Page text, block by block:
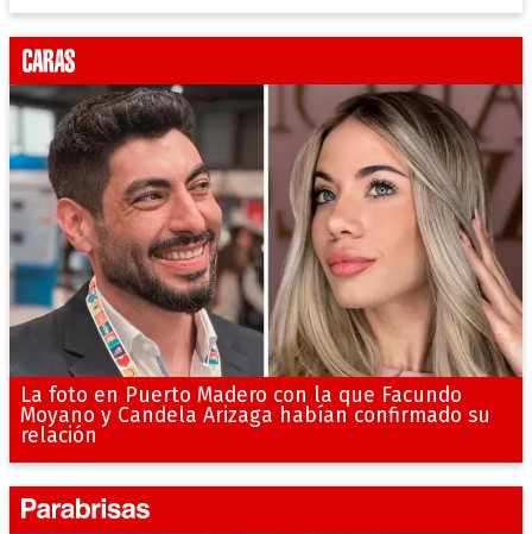
La foto en Puerto Madero con la que Facundo
Moyano y Candela Arizaga habían confirmado su
relación